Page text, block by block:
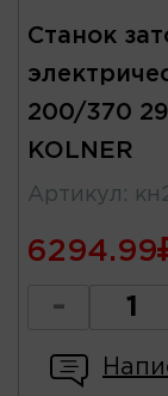
Станок
200/370
KOLNER
Артикул :
6294.99
-